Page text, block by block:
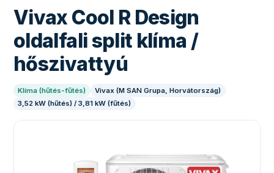
Vivax Cool R Design
oldalfali split klíma /
hőszivattyú
Klíma (hűtés-fűtés)
Vivax (M SAN Grupa, Horvátország)
3,52 kW (hűtés) / 3,81 kW (fűtés)